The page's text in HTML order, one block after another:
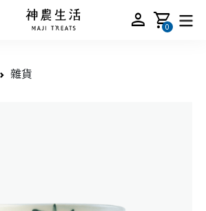
person shopping_cart
0
雜貨